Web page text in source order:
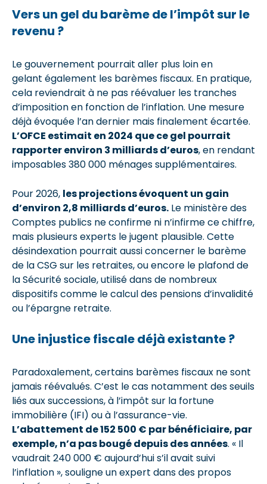
Vers un gel du barème de l’impôt sur le
revenu ?
Le gouvernement pourrait aller plus loin en
gelant également les barèmes fiscaux. En pratique,
cela reviendrait à ne pas réévaluer les tranches
d’imposition en fonction de l’inflation. Une mesure
déjà évoquée l’an dernier mais finalement écartée.
L’OFCE estimait en 2024 que ce gel pourrait
rapporter environ 3 milliards d’euros, en rendant
imposables 380 000 ménages supplémentaires.
Pour 2026, les projections évoquent un gain
d’environ 2,8 milliards d’euros. Le ministère des
Comptes publics ne confirme ni n’infirme ce chiffre,
mais plusieurs experts le jugent plausible. Cette
désindexation pourrait aussi concerner le barème
de la CSG sur les retraites, ou encore le plafond de
la Sécurité sociale, utilisé dans de nombreux
dispositifs comme le calcul des pensions d’invalidité
ou l’épargne retraite.
Une injustice fiscale déjà existante ?
Paradoxalement, certains barèmes fiscaux ne sont
jamais réévalués. C’est le cas notamment des seuils
liés aux successions, à l’impôt sur la fortune
immobilière (IFI) ou à l’assurance-vie.
L’abattement de 152 500 € par bénéficiaire, par
exemple, n’a pas bougé depuis des années. « Il
vaudrait 240 000 € aujourd’hui s’il avait suivi
l’inflation », souligne un expert dans des propos